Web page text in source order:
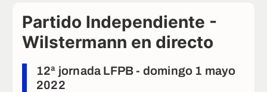
Partido Independiente -
Wilstermann en directo
12ª jornada LFPB - domingo 1 mayo
2022